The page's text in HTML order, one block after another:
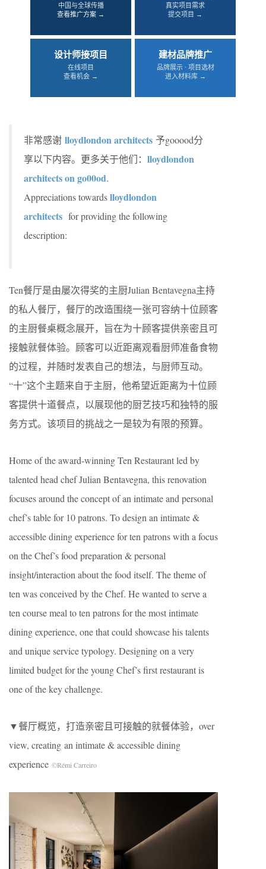
中国与全球传播
查看推广方案 →
真实项目需求
提交项目 →
设计师接项目
在线项目
查看机会 →
建材品牌推广
品牌展示 · 项目选材
进入材料库 →
非常感谢 lloydlondon architects 予gooood分
享以下内容。更多关于他们： lloydlondon
architects on go00od.
Appreciations towardslloydlondon
architects for providing the following
description:
Ten餐厅是由屡次得奖的主厨Julian Bentavegna主持
的私人餐厅，餐厅的改造围绕一张可容纳十位顾客
的主厨餐桌概念展开，旨在为十顾客提供亲密且可
接触就餐体验。顾客可以近距离观看厨师准备食物
的过程，并随时发表自己的想法，与厨师互动。
“十”这个主题来自于主厨，他希望近距离为十位顾
客提供十道餐点，以展现他的厨艺技巧和独特的服
务方式。该项目的挑战之一是较为有限的预算。
Home of the award-winning Ten Restaurant led by
talented head chef Julian Bentavegna, this renovation
focuses around the concept of an intimate and personal
chef’s table for 10 patrons. To design an intimate &
accessible dining experience for ten patrons with a focus
on the Chef’s food preparation & personal
insight/interaction about the food itself. The theme of
ten was conceived by the Chef. He wanted to serve a
ten course meal to ten patrons for the most intimate
dining experience, one that could showcase his talents
and unique service typology. Designing on a very
limited budget for the young Chef’s first restaurant is
one of the key challenge.
▼餐厅概览，打造亲密且可接触的就餐体验，over
view, creating an intimate & accessible dining
experience ©Rémi Carreiro